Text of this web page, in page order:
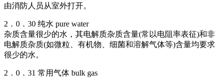
由消防人员从室外打开。
2．0．30 纯水 pure water
杂质含量很少的水，其电解质杂质含量(常以电阻率表征)和非
电解质杂质(如微粒、有机物、细菌和溶解气体等)含量均要求
很少的水。
2．0．31 常用气体 bulk gas